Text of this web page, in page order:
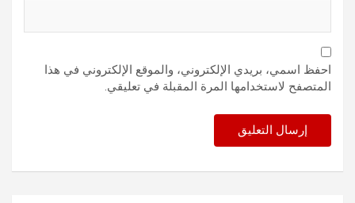
احفظ اسمي، بريدي الإلكتروني، والموقع الإلكتروني في هذا
المتصفح لاستخدامها المرة المقبلة في تعليقي.